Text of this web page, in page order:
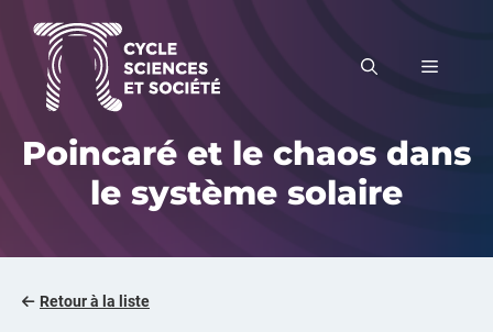
contenu
MENU
Poincaré et le chaos dans
le système solaire
Retour à la liste